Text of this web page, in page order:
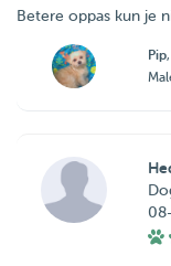
Betere oppas kun je
Pip